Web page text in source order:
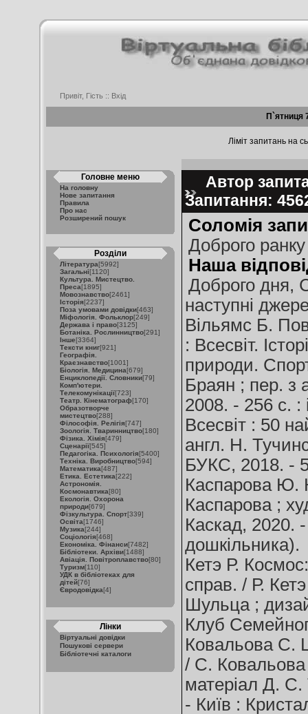
Привіт, Гість :: Вхід
П`ятниця
Ліміт запитань на
Головне меню
На головну
Нове запитання
Правила
Про нас
Розширений пошук
Розділи
Література[5992]
Загальні[1120]
Культура. Мистецтво.
Преса[1895]
Мовознавство[2461]
Історія[2237]
Поза умовами довідки[463]
Міфологія. Фольклор[249]
Держава і право[3125]
Ботаніка. Рослинництво[291]
Інше[3364]
Тексти книг[921]
Географія.
Краєзнавство[1001]
Біологія. Медицина[679]
Енциклопедії. Словники[79]
Комп'ютери.
Телекомунікації[723]
Театр. Кінематограф[170]
Образотворче
мистецтво[288]
Філософія. Релігія[747]
Зоологія. Тваринництво[180]
Фізика. Хімія[479]
Сценарії[545]
Педагогіка. Психологія[5400]
Техніка. Виробництво[594]
Математика[487]
Етика. Естетика[222]
Астрономія.
Космонавтика[80]
Екологія. Охорона
природи[679]
Фізкультура. Спорт[339]
Освіта[1746]
Музика[244]
Соціологія[468]
Економіка. Фінанси[7482]
Бібліотеки. Архіви[1488]
Авіація. Повітроплавство[80]
Туризм[110]
УДК в бібліотеках для
дітей[76]
Євродовідка[4]
Лінки
Віртуальні довідки
Пошукові сервери
Бібліотечні каталоги
Автор
Запитання:
Соломія
Доброго
Наша
Доброго дня,
наступні
Вільямс Б.
: Всесвіт.
природи.
Браян ; пер. з
2008. - 256 с. :
Всесвіт : 50
англ. Н.
БУКС, 2018. -
Каспарова Ю.
Каспарова ;
Каскад, 2020.
дошкільника).
Кетэ Р.
справ. / Р.
Шульца ;
Клуб
Ковальова С.
/ С. Ковальова
матеріал Д.
- Київ :